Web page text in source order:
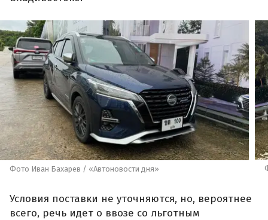
Фото Иван Бахарев / «Автоновости дня»
Условия поставки не уточняются, но, вероятнее
всего, речь идет о ввозе со льготным